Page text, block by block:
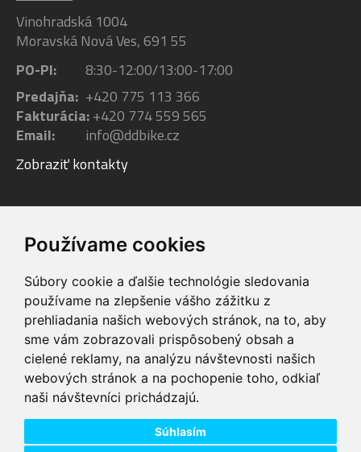
Používame cookies
Súbory cookie a ďalšie technológie sledovania
používame na zlepšenie vášho zážitku z
prehliadania našich webových stránok, na to, aby
sme vám zobrazovali prispôsobený obsah a
cielené reklamy, na analýzu návštevnosti našich
webových stránok a na pochopenie toho, odkiaľ
naši návštevníci prichádzajú.
Súhlasím
Vinohradská 1004
Moravská Nová Ves, 691 55
PO-PI:
8:30-12:00/13:00-17:00
Predajňa: +420 775 113 366
Fakturácia:+420 774 559 565
Email:
info@ddbike.cz
Zobraziť kontakty
Facebook Instagram
VIP servis
na zakúpené
elektrobicykle
Testovacia trať
možnosť vyskúšať si
elektrobicykle
Doprava ZADARMO
pre objednávky nad tovar skladom pri